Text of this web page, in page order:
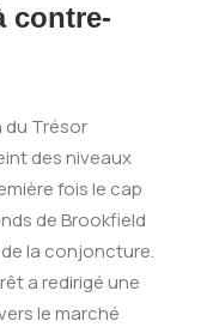
contre-
du Trésor
des niveaux
fois le cap
de Brookfield
la conjoncture.
a redirigé une
le marché